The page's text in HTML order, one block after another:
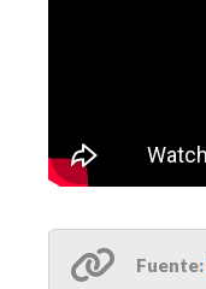
Fuente: